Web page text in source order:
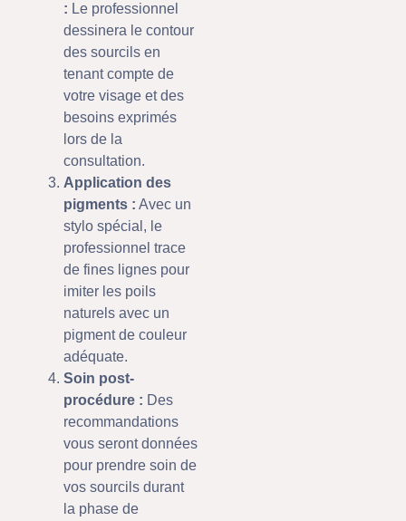
: Le professionnel
dessinera le contour
des sourcils en
tenant compte de
votre visage et des
besoins exprimés
lors de la
consultation.
Application des
pigments : Avec un
stylo spécial, le
professionnel trace
de fines lignes pour
imiter les poils
naturels avec un
pigment de couleur
adéquate.
Soin post-
procédure : Des
recommandations
vous seront données
pour prendre soin de
vos sourcils durant
la phase de